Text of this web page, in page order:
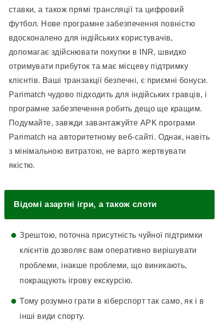
ставки, а також прямі трансляції та цифровий
футбол. Нове програмне забезпечення повністю
вдосконалено для індійських користувачів,
допомагає здійснювати покупки в INR, швидко
отримувати прибуток та має місцеву підтримку
клієнтів. Ваші транзакції безпечні, є приємні бонуси.
Parimatch чудово підходить для індійських гравців, і
програмне забезпечення робить дещо ще кращим.
Подумайте, завжди завантажуйте APK програми
Parimatch на авторитетному веб-сайті. Однак, навіть
з мінімальною витратою, не варто жертвувати
якістю.
Відомі азартні ігри, а також слоти
Зрештою, поточна присутність чуйної підтримки
клієнтів дозволяє вам оперативно вирішувати
проблеми, інакше проблеми, що виникають,
покращують ігрову екскурсію.
Тому розумно грати в кіберспорт так само, як і в
інші види спорту.